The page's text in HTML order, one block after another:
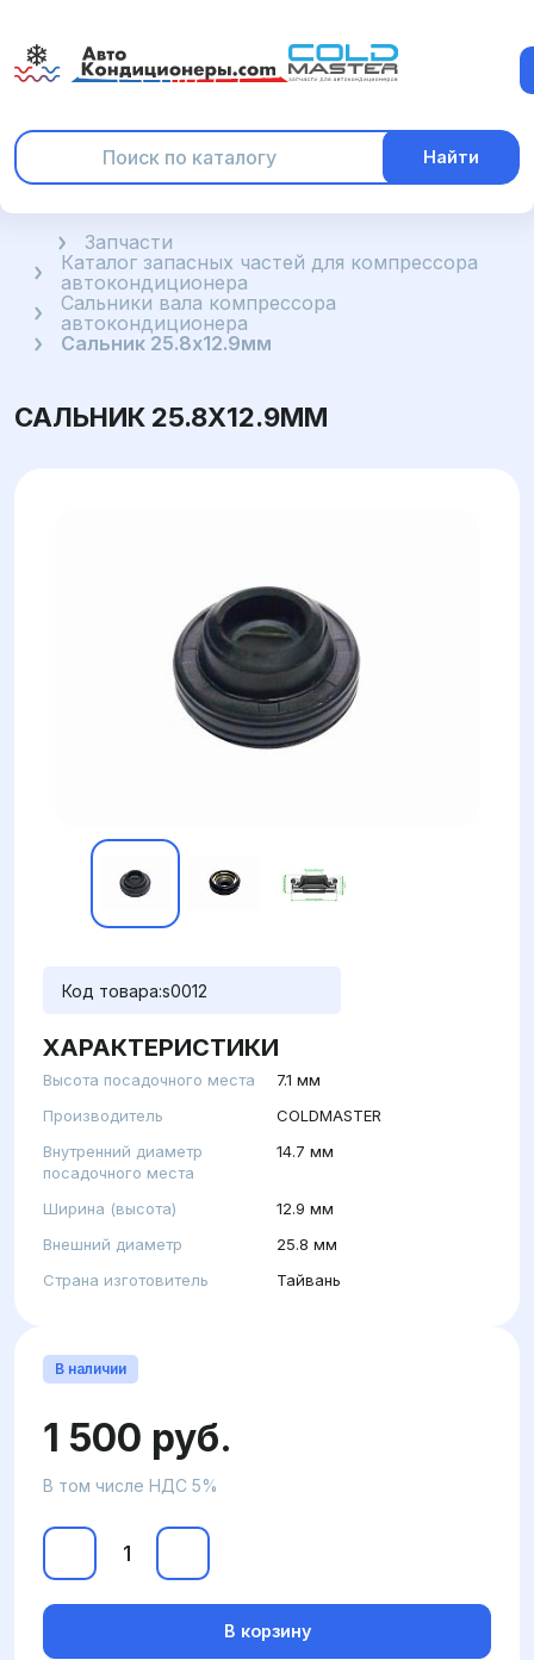
Найти
ГлавнаяЗапчасти
Каталог запасных частей для компрессора
автокондиционера
Сальники вала компрессора
автокондиционера
Сальник 25.8x12.9мм
САЛЬНИК 25.8X12.9ММ
Код товара:s0012
ХАРАКТЕРИСТИКИ
Высота посадочного места
7.1 мм
Производитель
COLDMASTER
Внутренний диаметр
посадочного места
14.7 мм
Ширина (высота)
12.9 мм
Внешний диаметр
25.8 мм
Страна изготовитель
Тайвань
В наличии
1 500 руб.
В том числе НДС 5%
В корзину